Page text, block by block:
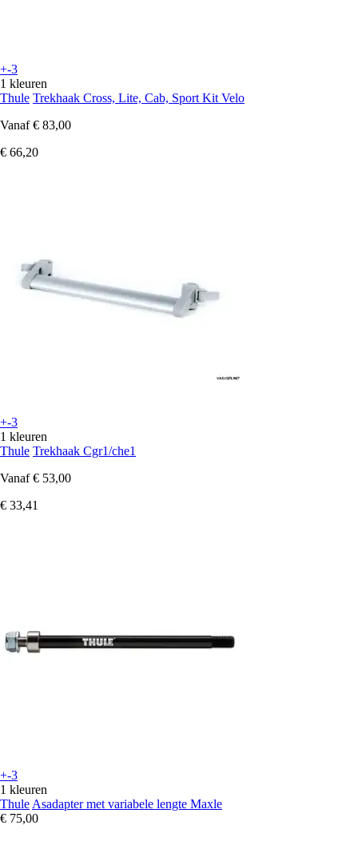
+-3
1 kleuren
Thule Trekhaak Cross, Lite, Cab, Sport Kit Velo
Vanaf € 83,00
€ 66,20
+-3
1 kleuren
Thule Trekhaak Cgr1/che1
Vanaf € 53,00
€ 33,41
+-3
1 kleuren
Thule Asadapter met variabele lengte Maxle
€ 75,00